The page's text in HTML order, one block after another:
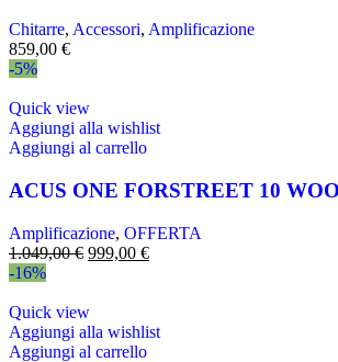
Chitarre, Accessori, Amplificazione
859,00 €
-5%
Quick view
Aggiungi alla wishlist
Aggiungi al carrello
ACUS ONE FORSTREET 10
Amplificazione, OFFERTA
1.049,00€ 999,00 €
-16%
Quick view
Aggiungi alla wishlist
Aggiungi al carrello